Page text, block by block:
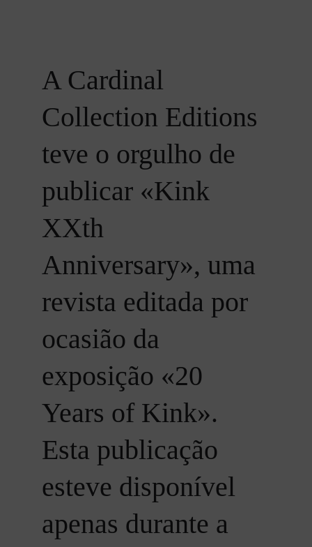
A Cardinal
Collection Editions
teve o orgulho de
publicar «Kink
XXth
Anniversary», uma
revista editada por
ocasião da
exposição «20
Years of Kink».
Esta publicação
esteve disponível
apenas durante a